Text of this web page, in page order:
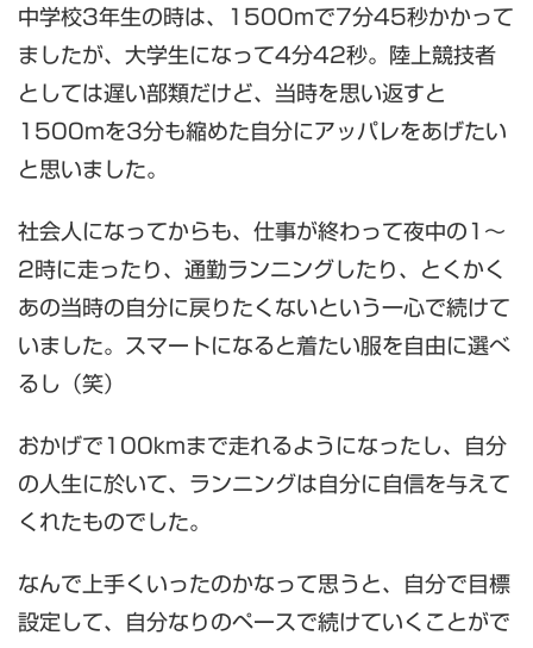
中学校3年生の時は、1500mで7分45秒かかって
ましたが、大学生になって4分42秒。陸上競技者
としては遅い部類だけど、当時を思い返すと
1500mを3分も縮めた自分にアッパレをあげたい
と思いました。
社会人になってからも、仕事が終わって夜中の1～
2時に走ったり、通勤ランニングしたり、とくかく
あの当時の自分に戻りたくないという一心で続けて
いました。スマートになると着たい服を自由に選べ
るし（笑）
おかげで100kmまで走れるようになったし、自分
の人生に於いて、ランニングは自分に自信を与えて
くれたものでした。
なんで上手くいったのかなって思うと、自分で目標
設定して、自分なりのペースで続けていくことがで